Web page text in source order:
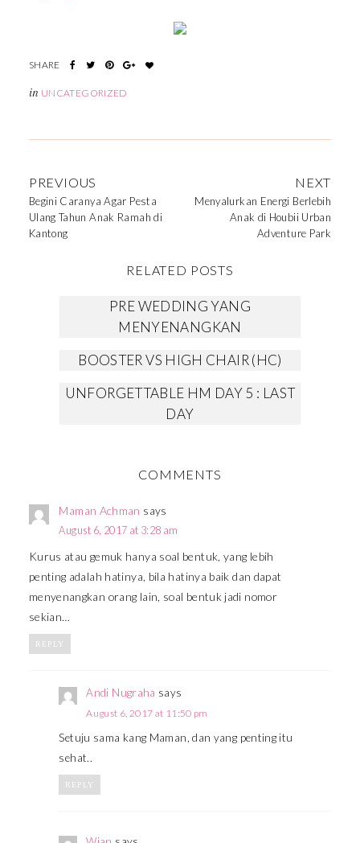
in UNCATEGORIZED
PREVIOUS
Begini Caranya Agar Pesta
Ulang Tahun Anak Ramah di
Kantong
NEXT
Menyalurkan Energi Berlebih
Anak di Houbii Urban
Adventure Park
RELATED POSTS
PRE WEDDING YANG
MENYENANGKAN
BOOSTER VS HIGH CHAIR (HC)
UNFORGETTABLE HM DAY 5 : LAST
DAY
COMMENTS
Maman Achman says
August 6, 2017 at 3:28 am
Kurus atau gemuk hanya soal bentuk, yang lebih
penting adalah hatinya, bila hatinya baik dan dapat
menyenangkan orang lain, soal bentuk jadi nomor
sekian…
REPLY
Andi Nugraha says
August 6, 2017 at 11:50 pm
Setuju sama kang Maman, dan yang penting itu
sehat..
REPLY